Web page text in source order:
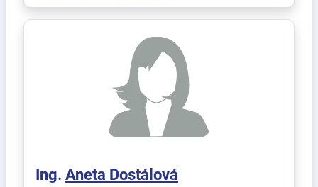
Ing. Aneta Dostálová